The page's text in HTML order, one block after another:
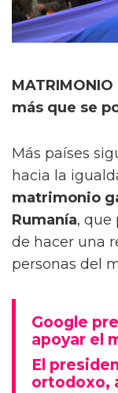
más que se
Más países
hacia la
matrimonio
Rumanía, que
de hacer una
personas del
Google
apoyar el
El
ortodoxo,